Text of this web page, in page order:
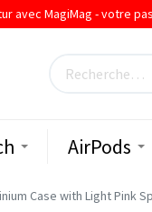
avec MagiMag - votre
AirPods
Case with Light Pink